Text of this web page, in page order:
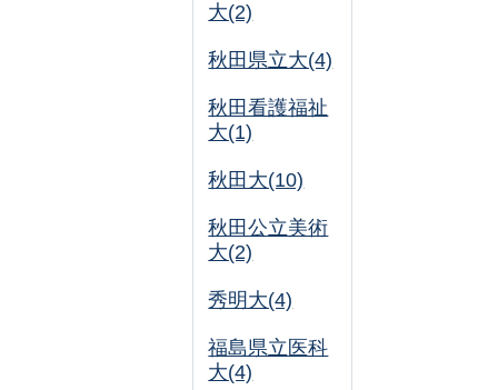
大(2)
秋田県立大(4)
秋田看護福祉
大(1)
秋田大(10)
秋田公立美術
大(2)
秀明大(4)
福島県立医科
大(4)